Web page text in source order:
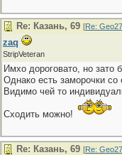
Re: Казань, 69 [Re: Geo27
zaq
StripVeteran
Имхо дороговато, но зато
Однако есть заморочки
Видимо чей то
Сходить можно!
Re: Казань, 69 [Re: Geo27